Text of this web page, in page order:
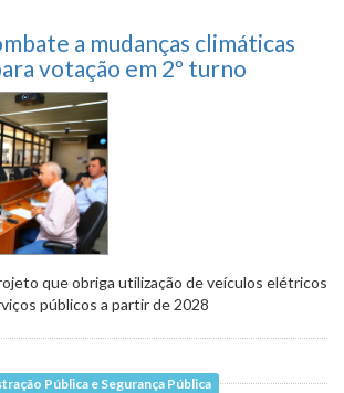
a mudanças climáticas
votação em 2º turno
que obriga utilização de veículos elétricos
públicos a partir de 2028
Pública e Segurança Pública